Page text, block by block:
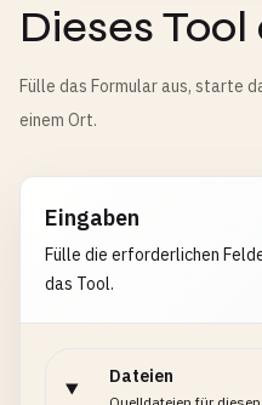
Dieses
Fülle das Formular aus, starte
einem Ort.
Eingaben
Fülle die erforderlichen
das Tool.
Dateien